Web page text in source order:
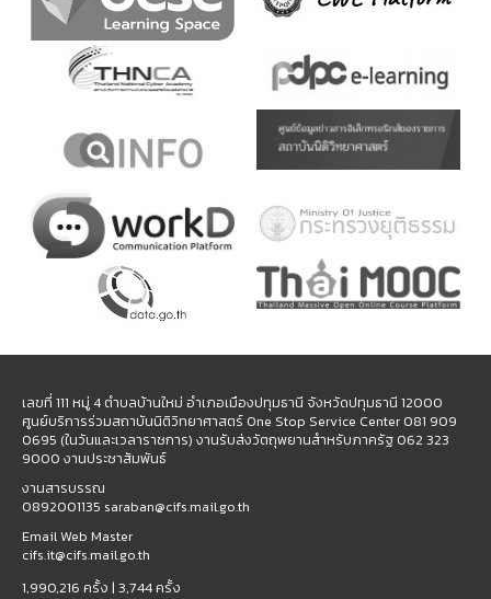
เลขที่ 111 หมู่ 4 ตำบลบ้านใหม่ อำเภอเมืองปทุมธานี จังหวัดปทุมธานี 12000
ศูนย์บริการร่วมสถาบันนิติวิทยาศาสตร์ One Stop Service Center 081 909
0695 (ในวันและเวลาราชการ) งานรับส่งวัตถุพยานสำหรับภาครัฐ 062 323
9000 งานประชาสัมพันธ์
งานสารบรรณ
0892001135 saraban@cifs.mail.go.th
Email Web Master
cifs.it@cifs.mail.go.th
1,990,216 ครั้ง | 3,744 ครั้ง